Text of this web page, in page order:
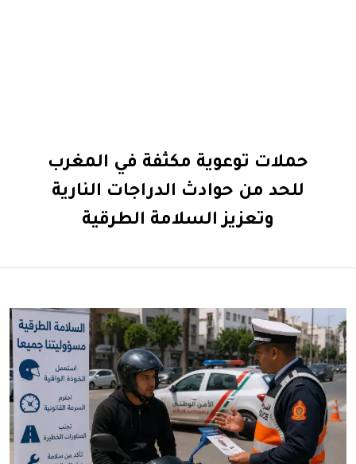
حملات توعوية مكثفة في المغرب
للحد من حوادث الدراجات النارية
وتعزيز السلامة الطرقية